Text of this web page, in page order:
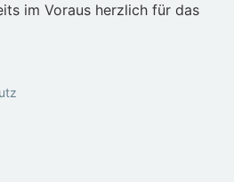
im Voraus herzlich für das